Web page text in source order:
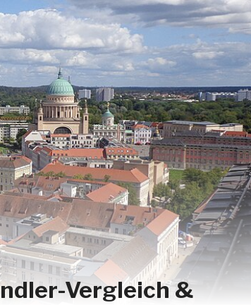
Vergleich &